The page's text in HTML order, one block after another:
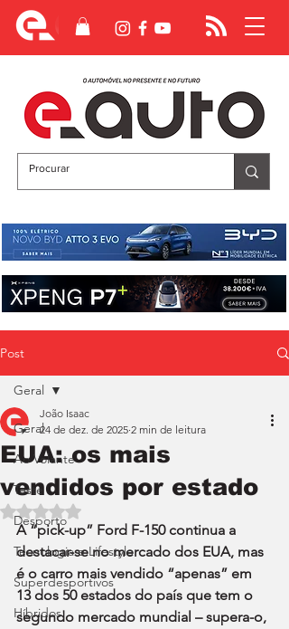
Post
Geral
Ao Volante
Teste
Desporto
Tecnologia e Lifestyle
Superdesportivos
Híbridos
Geral
EUA: os mais
vendidos por estado
João Isaac
24 de dez. de 2025 2 min de leitura
Avaliado com NaN de 5 estrelas.
A “pick-up” Ford F-150 continua a
destacar-se no mercado dos EUA, mas
é o carro mais vendido “apenas” em
13 dos 50 estados do país que tem o
segundo mercado mundial – supera-o,